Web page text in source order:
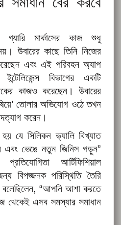
মার্কাসের কাজ শুধু
উবারের কাছে তিনি নিজের
এবং এই পরিবহন অ্যাপ
ইন্টেলিজেন্স বিভাগের একটি
কাজও করেছেন। উবারের
তোলার অভিযোগ ওঠে তখন
করেন।
যে সিলিকন ভ্যালি বিখ্যাত
এবং ভেঙে নতুন জিনিস গড়ুন”
আর্টিফিশিয়াল
জন্য বিপজ্জনক পরিস্থিতি তৈরি
বলেছিলেন, “আপনি আশা করতে
থেকেই এসব সমস্যার সমাধান